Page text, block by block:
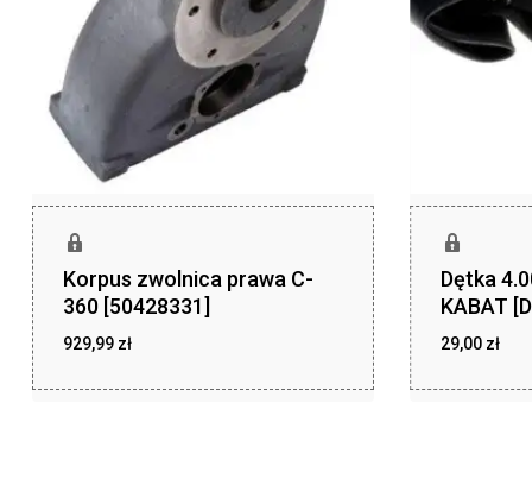
Korpus zwolnica prawa C-
360 [50428331]
929,99 zł
Dętka
KABAT
29,00 zł